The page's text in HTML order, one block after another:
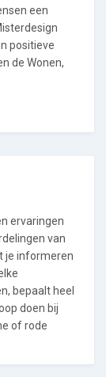
een
positieve
de Wonen,
ervaringen
van
je informeren
bepaalt heel
doen bij
of rode